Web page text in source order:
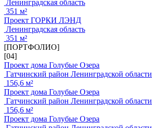
Ленинградская область
351 м²
Проект ГОРКИ ЛЭНД
Ленинградская область
351 м²
[ПОРТФОЛИО]
[04]
Проект дома Голубые Озера
Гатчинский район Ленинградской области
156,6 м²
Проект дома Голубые Озера
Гатчинский район Ленинградской области
156,6 м²
Проект дома Голубые Озера